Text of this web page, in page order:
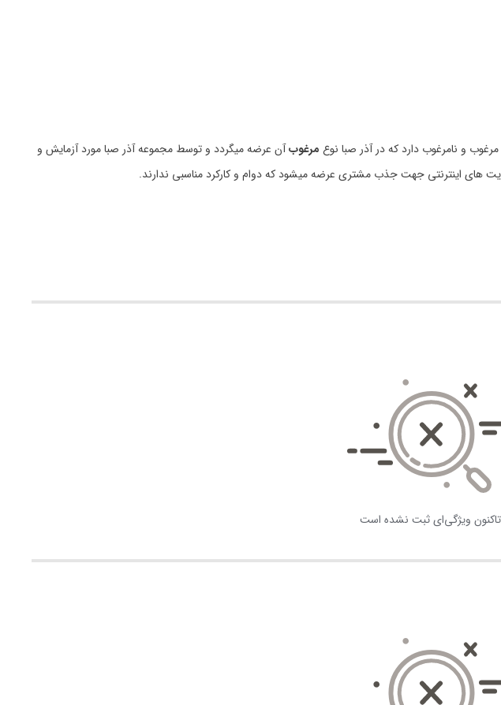
و نامرغوب دارد که در آذر صبا نوع مرغوبآن عرضه میگردد و توسط مجموعه آذر صبا مورد آزمایش و
های اینترنتی جهت جذب مشتری عرضه میشود که دوام و کارکرد مناسبی ندارند.
تاکنون ویژگی‌ای ثبت نشده است